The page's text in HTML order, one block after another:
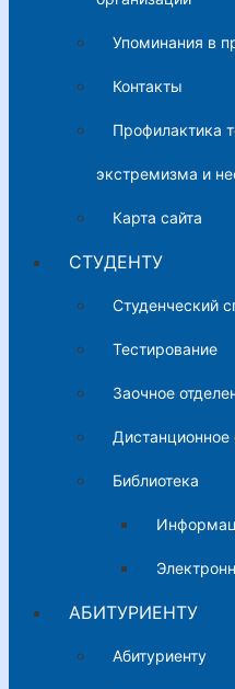
Упоминания в
Контакты
Профилактика
экстремизма и
Карта сайта
СТУДЕНТУ
Студенческий
Тестирование
Заочное
Дистанционное
Библиотека
АБИТУРИЕНТУ
Абитуриенту